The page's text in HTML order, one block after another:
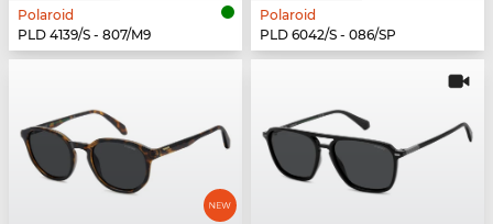
Polaroid
PLD 4139/S - 807/M9
Polaroid
PLD 6042/S - 086/SP